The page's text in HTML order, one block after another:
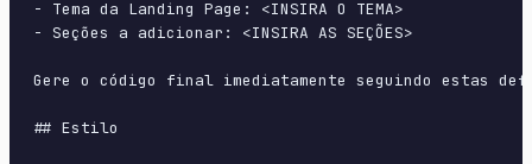
- Tema da Landing Page: <INSIRA O TEMA>
- Seções a adicionar: <INSIRA AS SEÇÕES>
Gere o código final imediatamente seguindo estas
## Estilo